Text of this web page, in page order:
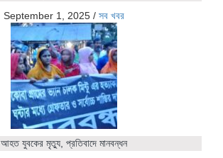
September 1, 2025 / সব খবর
আহত যুবকের মৃত্যু, প্রতিবাদে মানবন্ধন